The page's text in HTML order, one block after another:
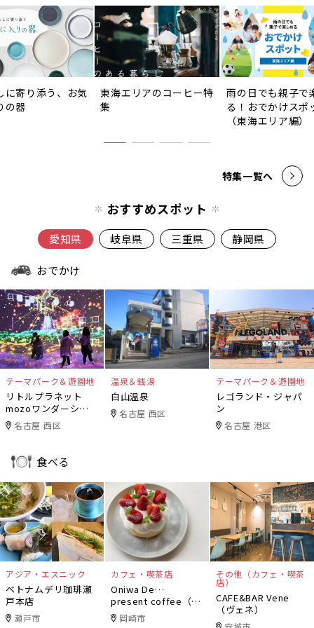
に寄り添う、お気
の器
東海エリアのコーヒー特
集
雨の日でも親子で
る！おでかけスポ
（東海エリア編）
特集一覧へ
おすすめスポット
愛知県 岐阜県 三重県 静岡県
おでかけ
テーマパーク＆遊園地
リトルプラネット
mozoワンダーシテ
ィ 名古屋 西区
温泉＆銭湯
白山温泉
名古屋 西区
テーマパーク＆遊園地
レゴランド・ジャパ
ン
名古屋 港区
食べる
アジア・エスニック
ベトナムデリ珈琲瀬
戸本店
瀬戸市
カフェ・喫茶店
Oniwa De…
present coffee（オ
ニワデ）
岡崎市
その他（カフェ・喫茶
店）
CAFE&BAR Vene
（ヴェネ）